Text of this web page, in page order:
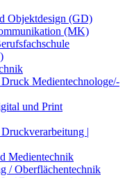
Objektdesign (GD)
(MK)
Medientechnologe/-
und Print
|
Medientechnik
/ Oberflächentechnik